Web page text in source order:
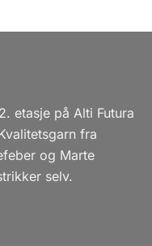
etasje på Alti Futura
fra
og Marte
selv.